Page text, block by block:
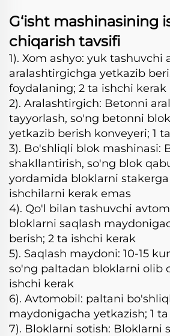
G‘isht mashinasining
chiqarish tavsifi
1). Xom ashyo: yuk tashuvchi
aralashtirgichga yetkazib
foydalaning; 2 ta ishchi kerak
2). Aralashtirgich: Betonni
tayyorlash, so'ng betonni
yetkazib berish konveyeri; 1
3). Bo'shliqli blok mashinasi:
shakllantirish, so'ng blok
yordamida bloklarni stakerga
ishchilarni kerak emas
4). Qo'l bilan tashuvchi
bloklarni saqlash
berish; 2 ta ishchi kerak
5). Saqlash maydoni: 10-15
so'ng paltadan bloklarni olib
ishchi kerak
6). Avtomobil: paltani
maydonigacha yetkazish; 1
7). Bloklarni sotish: Bloklarni